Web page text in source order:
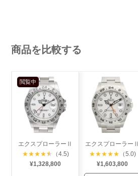
商品を比較する
閲覧中
エクスプローラーⅡ
★★★★★
（4.5)
¥1,328,800
エクスプローラーⅡ
★★★★★ （5.0)
¥1,603,800